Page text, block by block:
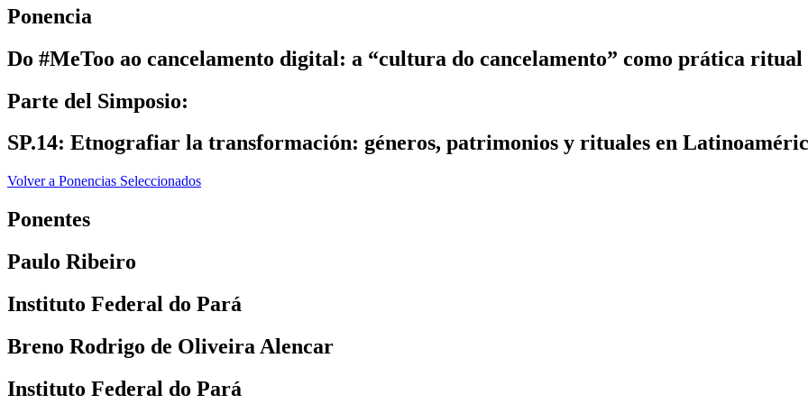
Ponencia
Do #MeToo ao cancelamento digital: a “cultura do cancelamento” como prática ritual
Parte del Simposio:
SP.14: Etnografiar la transformación: géneros, patrimonios y rituales en
Volver a Ponencias Seleccionados
Ponentes
Paulo Ribeiro
Instituto Federal do Pará
Breno Rodrigo de Oliveira Alencar
Instituto Federal do Pará